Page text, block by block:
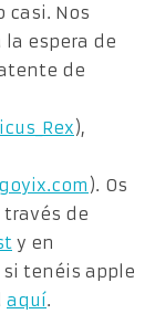
casi. Nos
espera de
de
),
). Os
través de
y en
si tenéis apple
aquí.